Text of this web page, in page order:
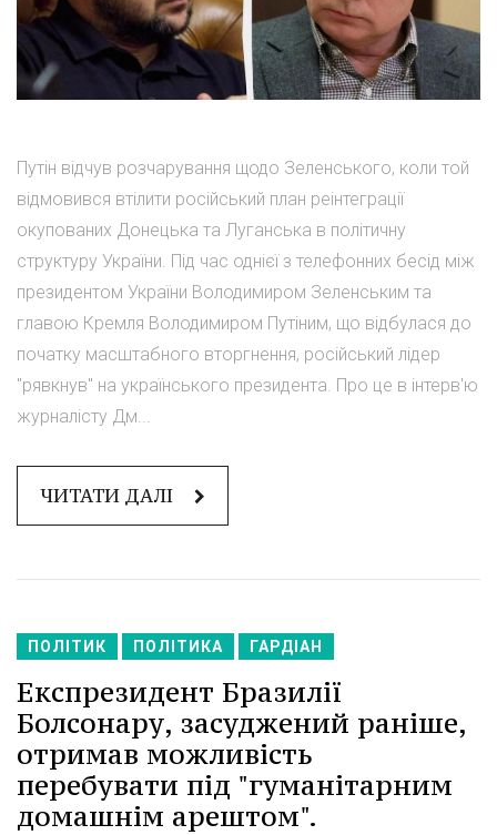
Путін відчув розчарування щодо Зеленського, коли той
відмовився втілити російський план реінтеграції
окупованих Донецька та Луганська в політичну
структуру України. Під час однієї з телефонних бесід між
президентом України Володимиром Зеленським та
главою Кремля Володимиром Путіним, що відбулася до
початку масштабного вторгнення, російський лідер
"рявкнув" на українського президента. Про це в інтерв'ю
журналісту Дм...
ЧИТАТИ ДАЛІ
ПОЛІТИК ПОЛІТИКА ГАРДІАН
Експрезидент Бразилії
Болсонару, засуджений раніше,
отримав можливість
перебувати під "гуманітарним
домашнім арештом".